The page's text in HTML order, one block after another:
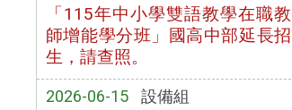
「115年中小學雙語教學在職教
師增能學分班」國高中部延長招
生，請查照。
2026-06-15 設備組